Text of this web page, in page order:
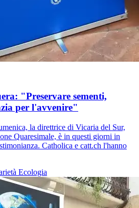
"Preservare sementi,
per l'avvenire"
la direttrice di Vicaria del Sur,
Quaresimale, è in questi giorni in
Catholica e catt.ch l'hanno
Ecologia